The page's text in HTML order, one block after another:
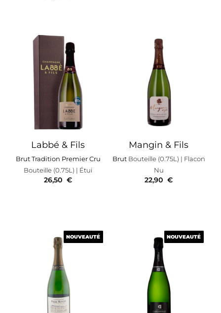
Labbé & Fils
Brut Tradition Premier Cru
Bouteille (0.75L) | Étui
26,50 €
Mangin & Fils
BrutBouteille (0.75L) | Flacon
Nu
22,90 €
NOUVEAUTÉ
NOUVEAUTÉ NOUVEAUTÉ
NOUVEAUTÉ